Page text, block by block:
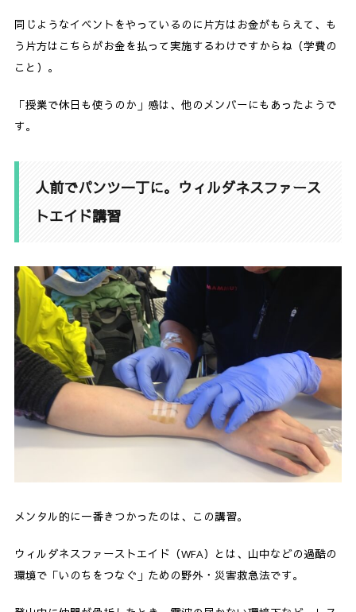
同じようなイベントをやっているのに片方はお金がもらえて、も
う片方はこちらがお金を払って実施するわけですからね（学費の
こと）。
「授業で休日も使うのか」感は、他のメンバーにもあったようで
す。
人前でパンツ一丁に。ウィルダネスファース
トエイド講習
メンタル的に一番きつかったのは、この講習。
ウィルダネスファーストエイド（WFA）とは、山中などの過酷の
環境で「いのちをつなぐ」ための野外・災害救急法です。